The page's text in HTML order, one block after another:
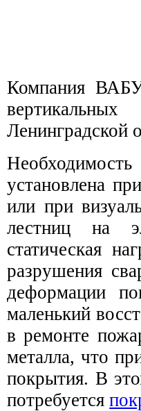
Компания
Ленинградской
установлена
или при
лестниц на
статическая
разрушения
деформации
маленький
в ремонте
металла, что
покрытия. В
потребуется